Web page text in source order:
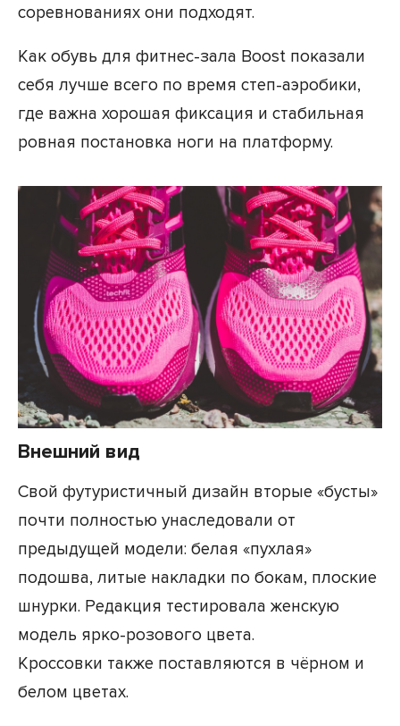
соревнованиях они подходят.
Как обувь для фитнес-зала Boost показали
себя лучше всего по время степ-аэробики,
где важна хорошая фиксация и стабильная
ровная постановка ноги на платформу.
Внешний вид
Свой футуристичный дизайн вторые «бусты»
почти полностью унаследовали от
предыдущей модели: белая «пухлая»
подошва, литые накладки по бокам, плоские
шнурки. Редакция тестировала женскую
модель ярко-розового цвета.
Кроссовки также поставляются в чёрном и
белом цветах.